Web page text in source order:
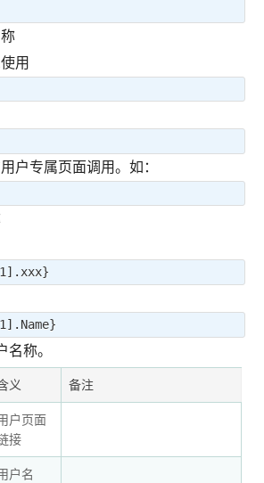
用
户专属页面调用。如：
名称。
义 备注
户页面
接
户名